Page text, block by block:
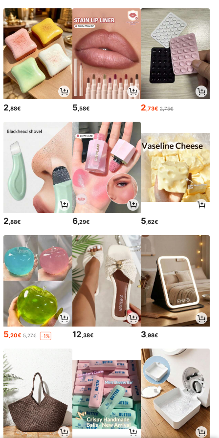
2 ,88€ 5 ,58€ 2 ,73€ 2,75€
2,88€ 6,29€ 5,62€
5,20€ 5,27€ -1% 12,38€ 3,98€